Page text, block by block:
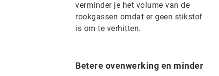
verminder je het volume van de
rookgassen omdat er geen stikstof
is om te verhitten.
Betere ovenwerking en minder